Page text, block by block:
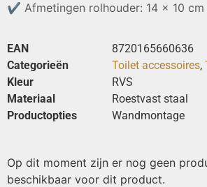
✔ Afmetingen rolhouder: 14 x 10 cm
EAN
8720165660636
Categorieën
Toilet accessoires,
Kleur
RVS
Materiaal
Roestvast staal
Productopties
Wandmontage
Op dit moment zijn er nog geen
beschikbaar voor dit product.